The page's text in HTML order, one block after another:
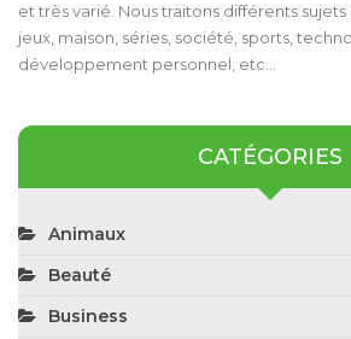
et très varié. Nous traitons différents
jeux, maison, séries, société, sports,
développement personnel, etc…
CATÉGORIES
Animaux
Beauté
Business